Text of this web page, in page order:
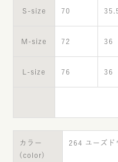
S-size 70
M-size 72 36
L-size 76 36
カラー
(color)
264 ユーズド